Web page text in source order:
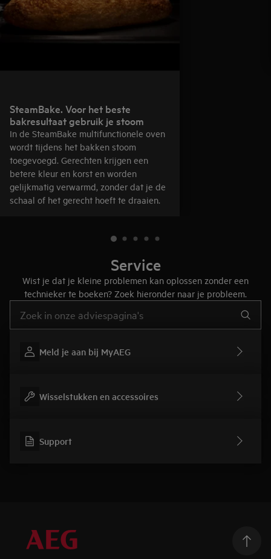
SteamBake. Voor het beste
bakresultaat gebruik je stoom
In de SteamBake multifunctionele oven
wordt tijdens het bakken stoom
toegevoegd. Gerechten krijgen een
betere kleur en korst en worden
gelijkmatig verwarmd, zonder dat je de
schaal of het gerecht hoeft te draaien.
Service
Wist je dat je kleine problemen kan oplossen zonder een
technieker te boeken? Zoek hieronder naar je probleem.
Meld je aan bij MyAEG
Wisselstukken en accessoires
Support